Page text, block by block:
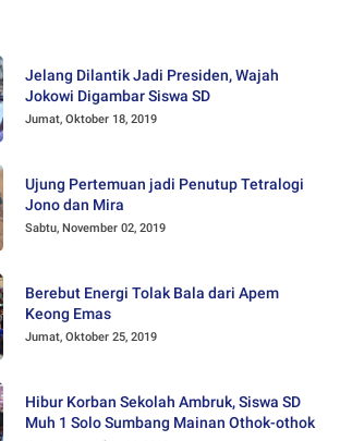
Jelang Dilantik Jadi Presiden, Wajah
Jokowi Digambar Siswa SD
Jumat, Oktober 18, 2019
Ujung Pertemuan jadi Penutup Tetralogi
Jono dan Mira
Sabtu, November 02, 2019
Berebut Energi Tolak Bala dari Apem
Keong Emas
Jumat, Oktober 25, 2019
Hibur Korban Sekolah Ambruk, Siswa SD
Muh 1 Solo Sumbang Mainan Othok-othok